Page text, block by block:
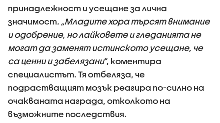
принадлежност и усещане за лична
значимост. „Младите хора търсят внимание
и одобрение, но лайковете и гледанията не
могат да заменят истинското усещане, че
са ценни и забелязани“, коментира
специалистът. Тя отбеляза, че
подрастващият мозък реагира по-силно на
очакваната награда, отколкото на
възможните последствия.